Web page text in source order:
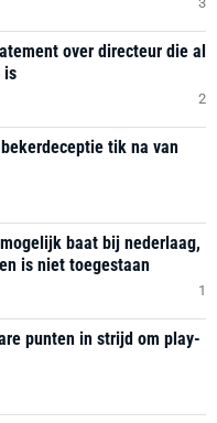
over directeur die al
is
2
tik na van
baat bij nederlaag,
is niet toegestaan
1
punten in strijd om play-